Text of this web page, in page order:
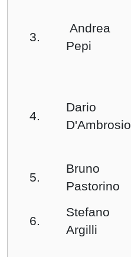
3.
Andrea
Pepi
4.
Dario
D'Ambrosio
5.
Bruno
Pastorino
6.
Stefano
Argilli